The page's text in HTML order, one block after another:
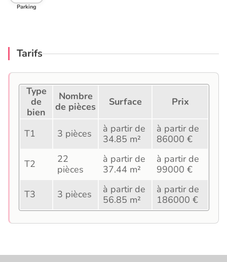
Parking
Tarifs
Type
de
bien
Nombre
de pièces
Surface Prix
T1 3 pièces
à partir de
34.85 m²
à partir de
86000 €
T2
22
pièces
à partir de
37.44 m²
à partir de
99000 €
T3 3 pièces
à partir de
56.85 m²
à partir de
186000 €